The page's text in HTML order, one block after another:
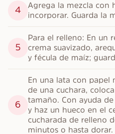
4
Agrega la mezcla con
incorporar. Guarda la
5
Para el relleno: En un
crema suavizado,
y fécula de maíz;
6
En una lata con papel
de una cuchara,
tamaño. Con ayuda
y haz un hueco en el
cucharada de relleno
minutos o hasta dorar.